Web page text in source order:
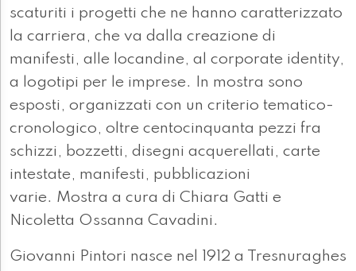
scaturiti i progetti che ne hanno caratterizzato
la carriera, che va dalla creazione di
manifesti, alle locandine, al corporate identity,
a logotipi per le imprese. In mostra sono
esposti, organizzati con un criterio tematico-
cronologico, oltre centocinquanta pezzi fra
schizzi, bozzetti, disegni acquerellati, carte
intestate, manifesti, pubblicazioni
varie. Mostra a cura di Chiara Gatti e
Nicoletta Ossanna Cavadini.
Giovanni Pintori nasce nel 1912 a Tresnuraghes